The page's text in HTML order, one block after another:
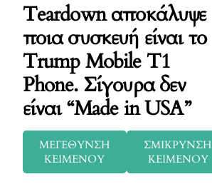
Teardown αποκάλυψε
ποια συσκευή είναι το
Trump Mobile T1
Phone. Σίγουρα δεν
είναι “Made in USA”
ΜΕΓΕΘΥΝΣΗ
ΚΕΙΜΕΝΟΥ
ΣΜΙΚΡΥΝΣΗ
ΚΕΙΜΕΝΟΥ